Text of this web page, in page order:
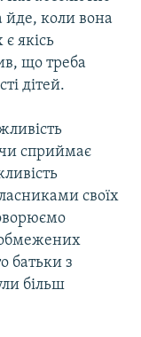
коли вона
якісь
що треба
дітей.
чи сприймає
своїх
батьки з
більш